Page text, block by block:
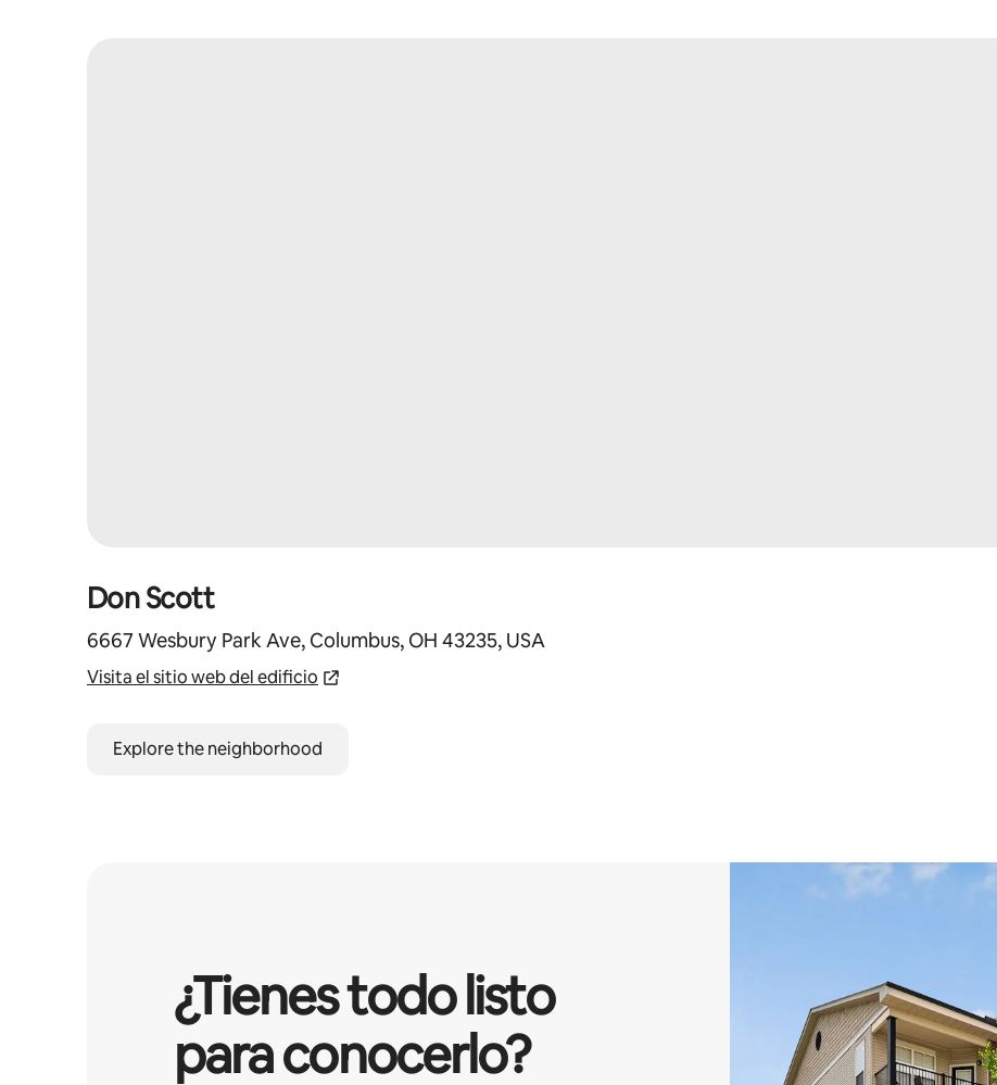
Don Scott
6667 Wesbury Park Ave, Columbus, OH 43235, USA
Visita el sitio web del edificio
Explore the neighborhood
¿Tienes todo listo
para conocerlo?